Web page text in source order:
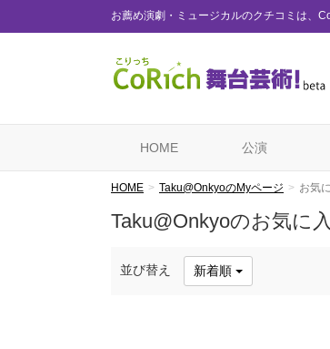
お薦め演劇・ミュージカルのクチコミは、
HOME 公演
HOME Taku@OnkyoのMyページ お気
Taku@Onkyoのお気に
並び替え 新着順